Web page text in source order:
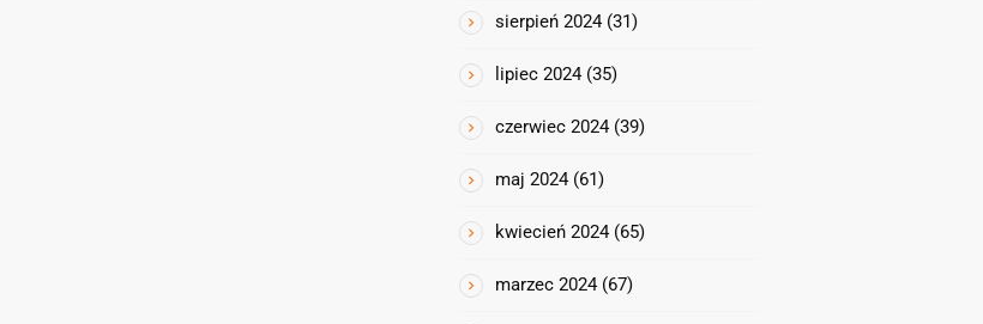
sierpień 2024 (31)
lipiec 2024 (35)
czerwiec 2024 (39)
maj 2024 (61)
kwiecień 2024 (65)
marzec 2024 (67)